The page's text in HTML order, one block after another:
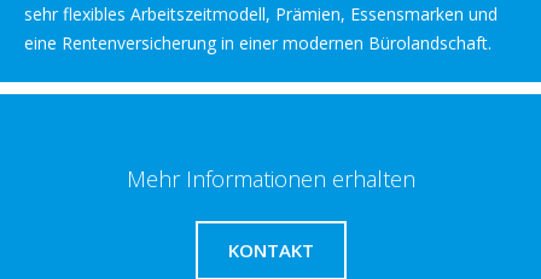
sehr flexibles Arbeitszeitmodell, Prämien, Essensmarken und
eine Rentenversicherung in einer modernen Bürolandschaft.
Mehr Informationen erhalten
KONTAKT